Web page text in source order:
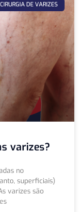
CIRURGIA DE VARIZES
varizes?
no
superficiais)
varizes são